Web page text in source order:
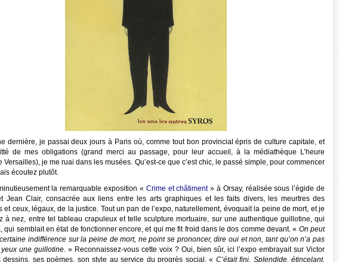
dernière, je passai deux jours à Paris où, comme tout bon provincial épris de culture capitale, et
de mes obligations (grand merci au passage, pour leur accueil, à la médiathèque L’heure
Versailles), je me ruai dans les musées. Qu’est-ce que c’est chic, le passé simple, pour commencer
écoutez plutôt.
la remarquable exposition « Crime et châtiment» à Orsay, réalisée sous l’égide de
Jean Clair, consacrée aux liens entre les arts graphiques et les faits divers, les meurtres des
et ceux, légaux, de la justice. Tout un pan de l’expo, naturellement, évoquait la peine de mort, et je
à nez, entre tel tableau crapuleux et telle sculpture mortuaire, sur une authentique guillotine, qui
qui semblait en état de fonctionner encore, et qui me fit froid dans le dos comme devant. « On peut
indifférence sur la peine de mort, ne point se prononcer, dire oui et non, tant qu’on n’a pas
une guillotine. » Reconnaissez-vous cette voix ? Oui, bien sûr, ici l’expo embrayait sur Victor
dessins, ses poèmes, son style au service du progrès social, « C’était fini. Splendide, étincelant,